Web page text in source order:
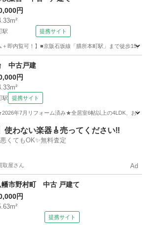
円
駅 提携サイト
＋即内覧可！】■京阪石坂線「膳所本町駅」まで徒歩15
町駅 中古（マンション/一戸建て）
中古戸建
円
駅 提携サイト
年7月リフォーム済み★全居室6帖以上の4LDK、お車
町駅 中古（マンション/一戸建て）
使わない楽器🎸売ってください‼️
くてもOK✨無料査定
取屋さん Ad
幡市野村町 中古 戸建て
円
提携サイト